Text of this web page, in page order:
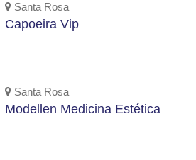
Santa Rosa
Capoeira Vip
Santa Rosa
Modellen Medicina Estética